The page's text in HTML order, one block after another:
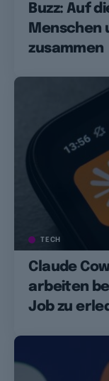
Buzz: Auf
Menschen
zusammen
TECH
Claude
arbeiten
Job zu